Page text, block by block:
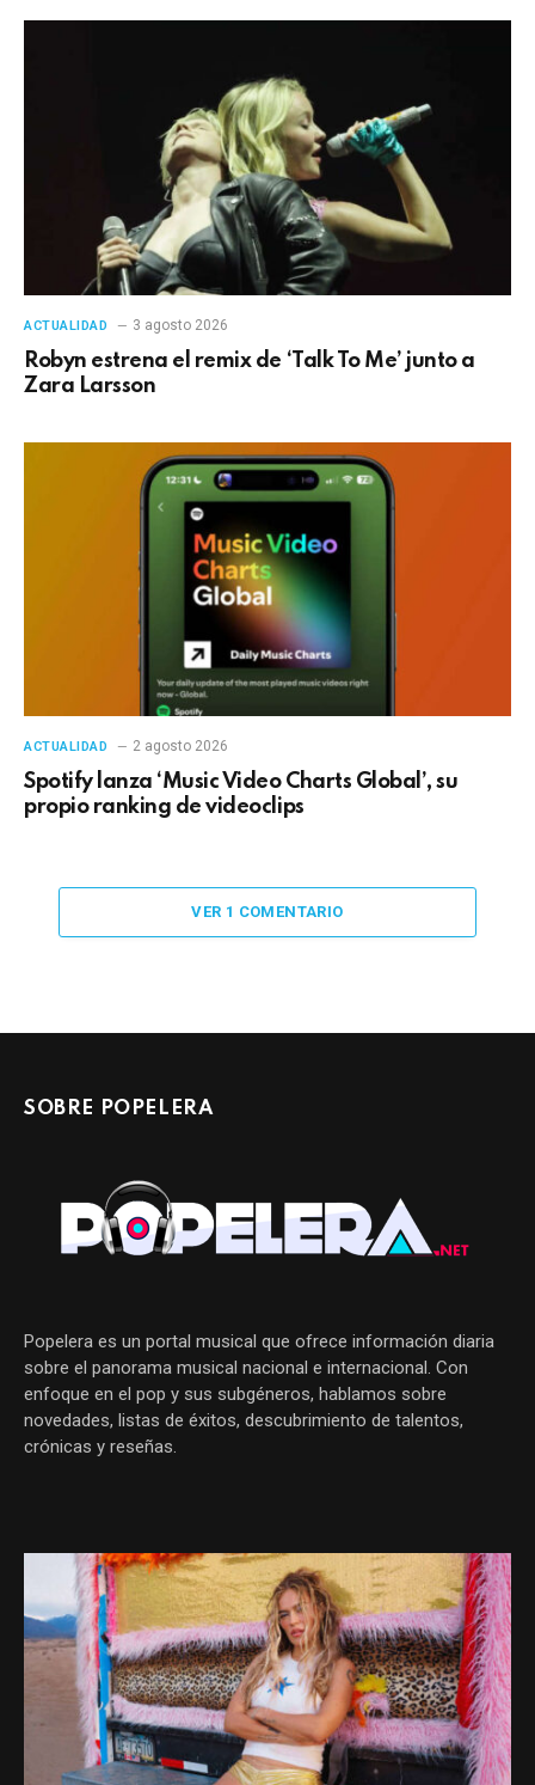
ACTUALIDAD 3 agosto 2026
Robyn estrena el remix de ‘Talk To Me’ junto a
Zara Larsson
ACTUALIDAD 2 agosto 2026
Spotify lanza ‘Music Video Charts Global’, su
propio ranking de videoclips
VER 1 COMENTARIO
SOBRE POPELERA
Popelera es un portal musical que ofrece información diaria
sobre el panorama musical nacional e internacional. Con
enfoque en el pop y sus subgéneros, hablamos sobre
novedades, listas de éxitos, descubrimiento de talentos,
crónicas y reseñas.